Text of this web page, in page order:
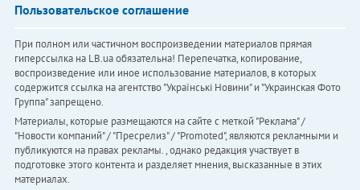
Пользовательское соглашение
При полном или частичном воспроизведении материалов прямая
гиперссылка на LB.ua обязательна! Перепечатка, копирование,
воспроизведение или иное использование материалов, в которых
содержится ссылка на агентство "Українськi Новини" и "Украинская Фото
Группа" запрещено.
Материалы, которые размещаются на сайте с меткой "Реклама" /
"Новости компаний" / "Пресрелиз" / "Promoted", являются рекламными и
публикуются на правах рекламы. , однако редакция участвует в
подготовке этого контента и разделяет мнения, высказанные в этих
материалах.